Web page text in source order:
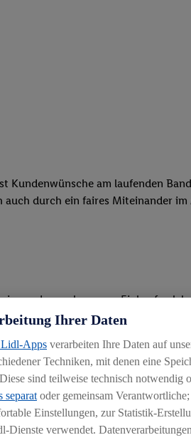
Kundenwünsche am laufenden
auch durch ein faires Miteinander im
rundum gelungenes
oder beim Kassieren mit
für das System und bietest
Kunden mit Rat und Tat zur
Ihrer Daten
Lidl-Apps verarbeiten Ihre Daten auf
Techniken, mit denen eine
sind teilweise technisch notwendig
separat oder gemeinsam
Einstellungen, zur Statistik-
Dienste verwendet.